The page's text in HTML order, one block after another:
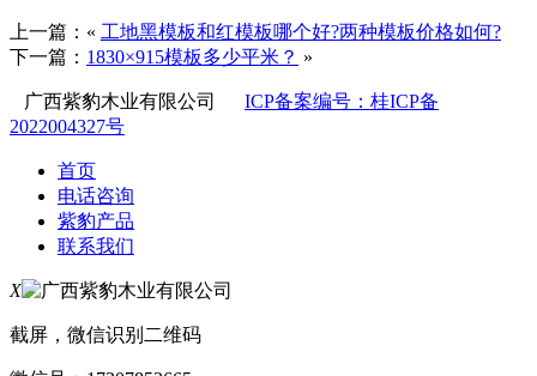
上一篇：« 工地黑模板和红模板哪个好?两种模板价格如何?
下一篇： 1830×915模板多少平米？ »
广西紫豹木业有限公司 ICP备案编号：桂ICP备
2022004327号
首页
电话咨询
紫豹产品
联系我们
X
截屏，微信识别二维码